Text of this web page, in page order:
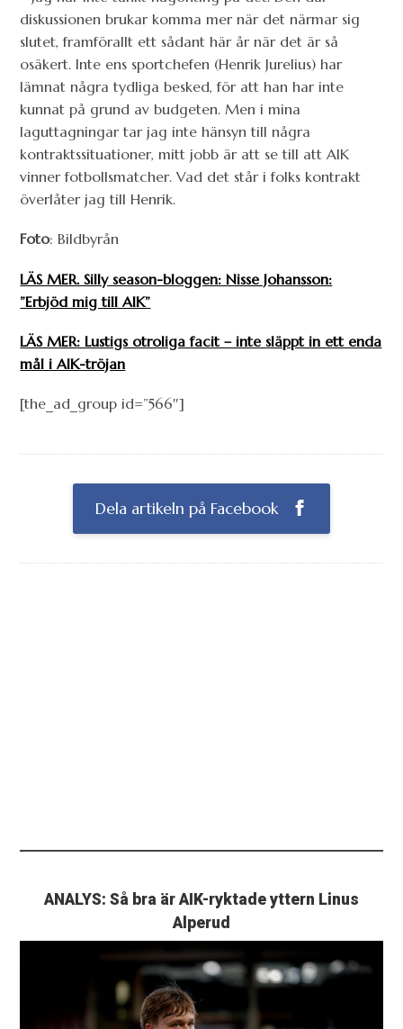
diskussionen brukar komma mer när det närmar sig
slutet, framförallt ett sådant här år när det är så
osäkert. Inte ens sportchefen (Henrik Jurelius) har
lämnat några tydliga besked, för att han har inte
kunnat på grund av budgeten. Men i mina
laguttagningar tar jag inte hänsyn till några
kontraktssituationer, mitt jobb är att se till att AIK
vinner fotbollsmatcher. Vad det står i folks kontrakt
överlåter jag till Henrik.
Foto: Bildbyrån
LÄS MER. Silly season-bloggen: Nisse Johansson:
”Erbjöd mig till AIK”
LÄS MER: Lustigs otroliga facit – inte släppt in ett enda
mål i AIK-tröjan
[the_ad_group id=”566″]
Dela artikeln på Facebook
ANALYS: Så bra är AIK-ryktade yttern Linus
Alperud